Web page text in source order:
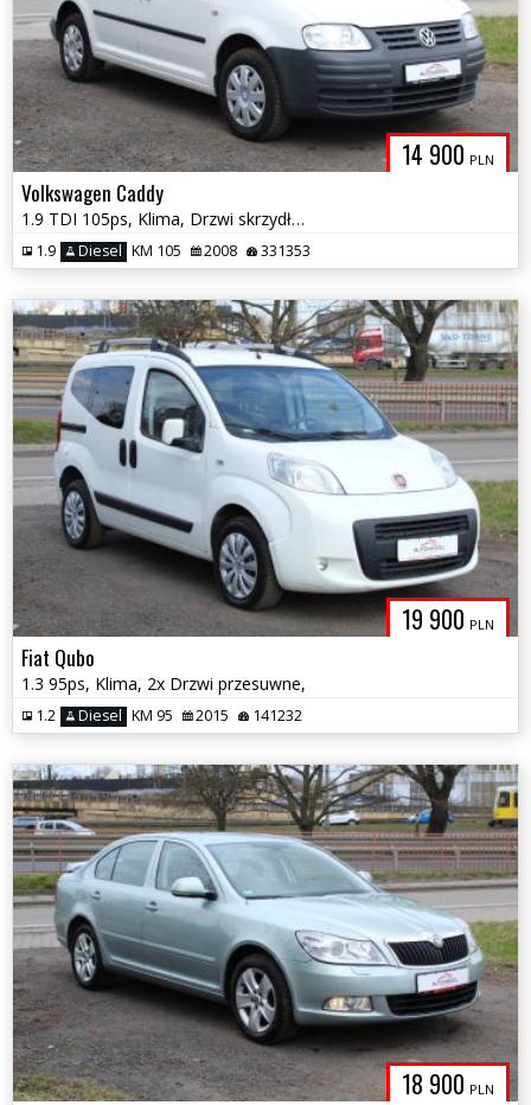
14 900 PLN
Volkswagen Caddy
1.9 TDI 105ps, Klima, Drzwi skrzydłowe, Hak
1.9 Diesel KM 105 2008 331353
19 900 PLN
Fiat Qubo
1.3 95ps, Klima, 2x Drzwi przesuwne,
1.2 Diesel KM 95 2015 141232
18 900 PLN